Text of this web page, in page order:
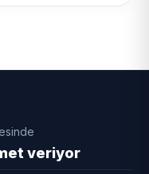
veriyor